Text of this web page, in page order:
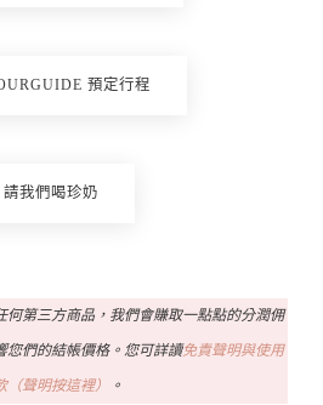
預定行程
請我們喝珍奶
何第三方商品，我們會賺取一點點的分潤佣
您們的結帳價格。您可詳讀免責聲明與使用
（聲明按這裡） 。